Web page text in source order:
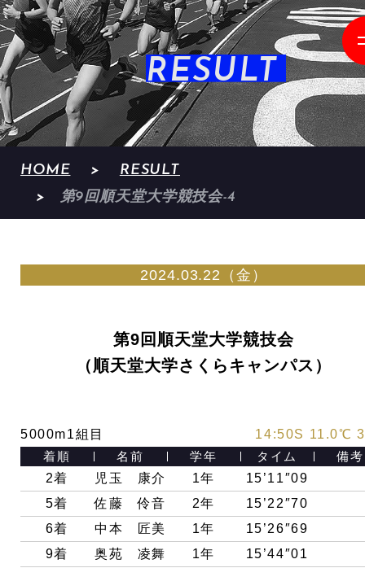
RESULT
HOME
RESULT
第9回順天堂大学競技会-4
2024.03.22（金）
第9回順天堂大学競技会
（順天堂大学さくらキャンパス）
5000m1組目
14:50S 11.0℃
着順
名前 学年 タイム
備考
2着
児玉 康介 1年
15’11″09
5着
佐藤 伶音 2年
15’22″70
6着
中本 匠美 1年
15’26″69
9着
奥苑 凌舞 1年
15’44″01